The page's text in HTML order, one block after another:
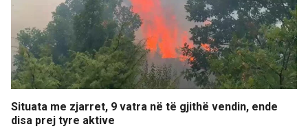
Situata me zjarret, 9 vatra në të gjithë vendin, ende
disa prej tyre aktive